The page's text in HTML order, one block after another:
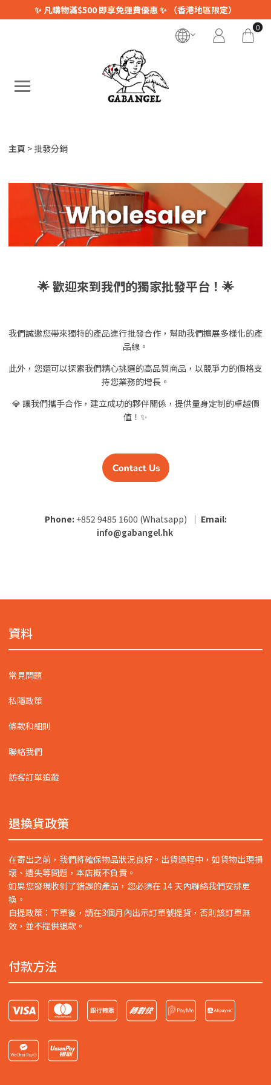
✨ 凡購物滿$500 即享免運費優惠 ✨ （香港地區限定）
0
主頁 批發分銷
🌟 歡迎來到我們的獨家批發平台！🌟
我們誠邀您帶來獨特的產品進行批發合作，幫助我們擴展多樣化的產
品線。
此外，您還可以探索我們精心挑選的高品質商品，以競爭力的價格支
持您業務的增長。
💎 讓我們攜手合作，建立成功的夥伴關係，提供量身定制的卓越價
值！✨
Phone: +852 9485 1600 (Whatsapp) ｜ Email:
info@gabangel.hk
資料
常見問題
私隱政策
條款和細則
聯絡我們
訪客訂單追蹤
退換貨政策
在寄出之前，我們將確保物品狀況良好。出貨過程中，如貨物出現損
壞、遺失等問題，本店概不負責。
如果您發現收到了錯誤的產品，您必須在 14 天內聯絡我們安排更
換。
自提政策：下單後，請在3個月內出示訂單號提貨，否則該訂單無
效，並不提供退款。
付款方法